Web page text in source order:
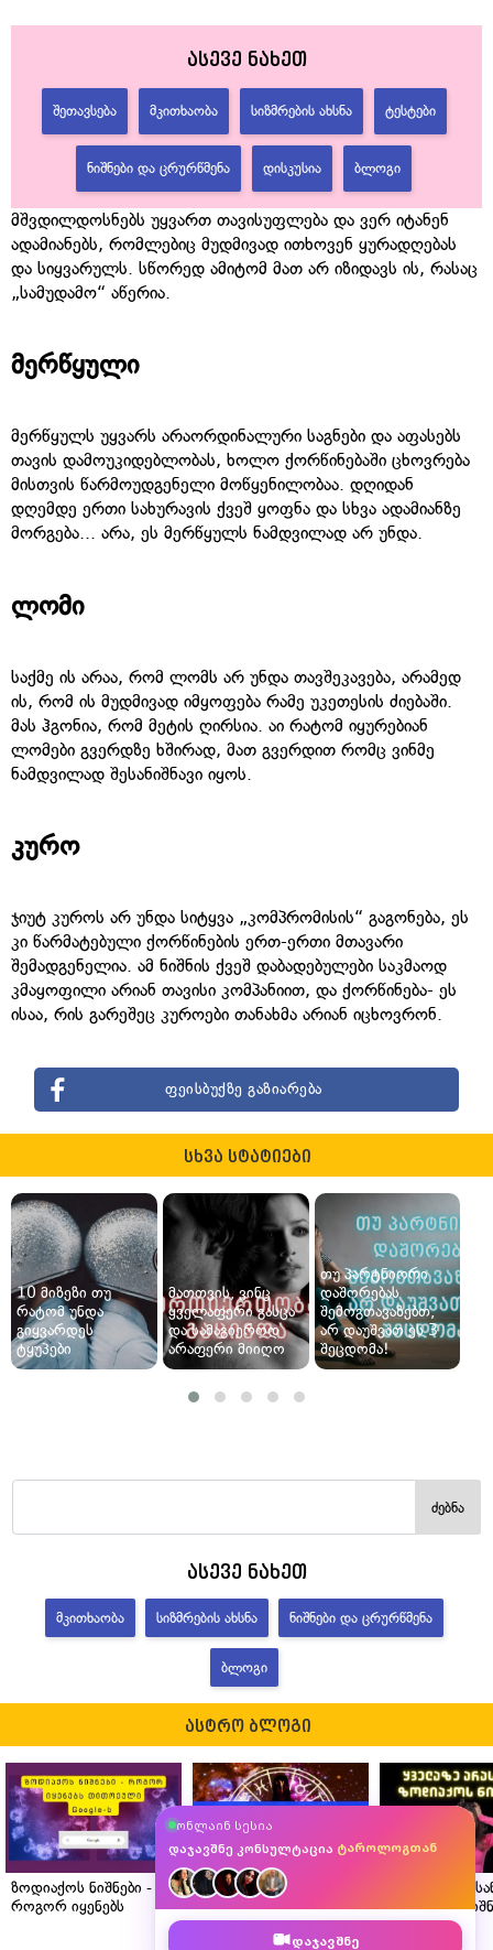
ასევე ნახეთ
ᲨᲔᲗᲐᲕᲡᲔᲑᲐ ᲛᲙᲘᲗᲮᲐᲝᲑᲐ ᲡᲘᲖᲛᲠᲔᲑᲘᲡ ᲐᲮᲡᲜᲐ ᲢᲔᲡᲢᲔᲑᲘ
ᲜᲘᲨᲜᲔᲑᲘ ᲓᲐ ᲪᲠᲣᲠᲬᲛᲔᲜᲐ ᲓᲘᲡᲙᲣᲡᲘᲐ ᲑᲚᲝᲒᲘ
მშვდილდოსნებს უყვართ თავისუფლება და ვერ იტანენ
ადამიანებს, რომლებიც მუდმივად ითხოვენ ყურადღებას
და სიყვარულს. სწორედ ამიტომ მათ არ იზიდავს ის, რასაც
„სამუდამო“ აწერია.
მერწყული
მერწყულს უყვარს არაორდინალური საგნები და აფასებს
თავის დამოუკიდებლობას, ხოლო ქორწინებაში ცხოვრება
მისთვის წარმოუდგენელი მოწყენილობაა. დღიდან
დღემდე ერთი სახურავის ქვეშ ყოფნა და სხვა ადამიანზე
მორგება... არა, ეს მერწყულს ნამდვილად არ უნდა.
ლომი
საქმე ის არაა, რომ ლომს არ უნდა თავშეკავება, არამედ
ის, რომ ის მუდმივად იმყოფება რამე უკეთესის ძიებაში.
მას ჰგონია, რომ მეტის ღირსია. აი რატომ იყურებიან
ლომები გვერდზე ხშირად, მათ გვერდით რომც ვინმე
ნამდვილად შესანიშნავი იყოს.
კურო
ჯიუტ კუროს არ უნდა სიტყვა „კომპრომისის“ გაგონება, ეს
კი წარმატებული ქორწინების ერთ-ერთი მთავარი
შემადგენელია. ამ ნიშნის ქვეშ დაბადებულები საკმაოდ
კმაყოფილი არიან თავისი კომპანიით, და ქორწინება- ეს
ისაა, რის გარეშეც კუროები თანახმა არიან იცხოვრონ.
ფეისბუქზე გაზიარება
სხვა სტატიები
10 მიზეზი თუ
რატომ უნდა
გიყვარდეს
ტყუპები
მათთვის, ვინც
ყველაფერი გასცა
და სამაგიეროდ
არაფერი მიიღო
თუ პარტნიორი
დაშორებას
შემოგთავაზებთ,
არ დაუშვათ ეს 3
შეცდომა!
ძებნა
ასევე ნახეთ
ᲛᲙᲘᲗᲮᲐᲝᲑᲐ ᲡᲘᲖᲛᲠᲔᲑᲘᲡ ᲐᲮᲡᲜᲐ ᲜᲘᲨᲜᲔᲑᲘ ᲓᲐ ᲪᲠᲣᲠᲬᲛᲔᲜᲐ
ᲑᲚᲝᲒᲘ
ასტრო ბლოგი
ზოდიაქოს ნიშნები -
როგორ იყენებს
თითოეული Google-ს?
ასტროლოგის რჩევები
ზოდიაქოს თითოეული
ნიშნისთვის
საცხოვრებლის სწორი
ყველაზე
ზოდიაქოს
ონლაინ სესია
დაჯავშნე კონსულტაცია ტაროლოგთან
დაჯავშნე